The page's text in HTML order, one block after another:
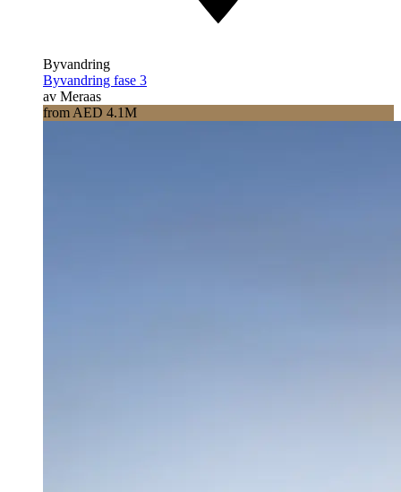
Byvandring
Byvandring fase 3
av Meraas
from AED 4.1M